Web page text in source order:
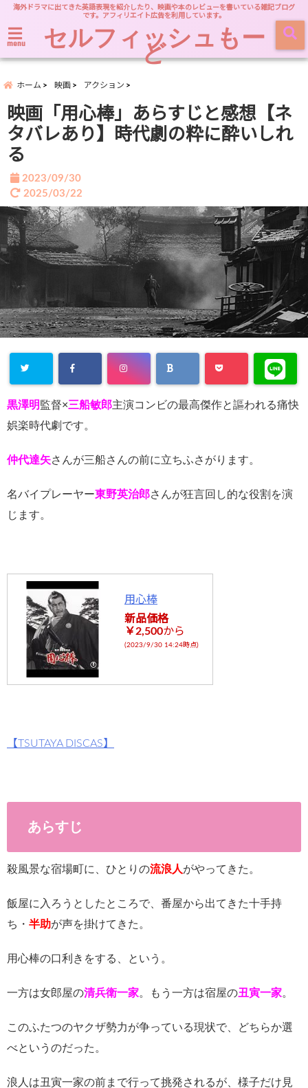
海外ドラマに出てきた英語表現を紹介したり、映画や本のレビューを書いている雑記ブログ
です。アフィリエイト広告を利用しています。
menu セルフィッシュもー
ど
ホーム 映画 アクション
映画「用心棒」あらすじと感想【ネ
タバレあり】時代劇の粋に酔いしれ
る
2023/09/30
2025/03/22
"Twitter" in
/wp-
content/plu
gins/sns-
count-
cache/sns-
on line 2897
黒澤明監督×三船敏郎主演コンビの最高傑作と謳われる痛快
娯楽時代劇です。
仲代達矢さんが三船さんの前に立ちふさがります。
名バイプレーヤー東野英治郎さんが狂言回し的な役割を演
じます。
用心棒
新品価格
￥2,500から
(2023/9/30 14:24時点)
【TSUTAYA DISCAS】
あらすじ
殺風景な宿場町に、ひとりの流浪人がやってきた。
飯屋に入ろうとしたところで、番屋から出てきた十手持
ち・ 半助が声を掛けてきた。
用心棒の口利きをする、という。
一方は女郎屋の清兵衛一家。もう一方は宿屋の丑寅一家。
このふたつのヤクザ勢力が争っている現状で、どちらか選
べというのだった。
浪人は丑寅一家の前まで行って挑発されるが、様子だけ見